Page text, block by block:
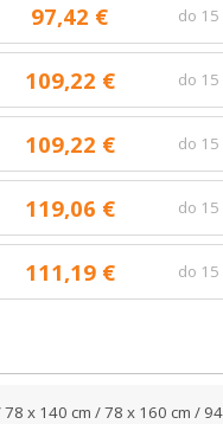
97,42 € do
109,22 € do
109,22 € do
119,06 € do
111,19 € do
x 140 cm / 78 x 160 cm /